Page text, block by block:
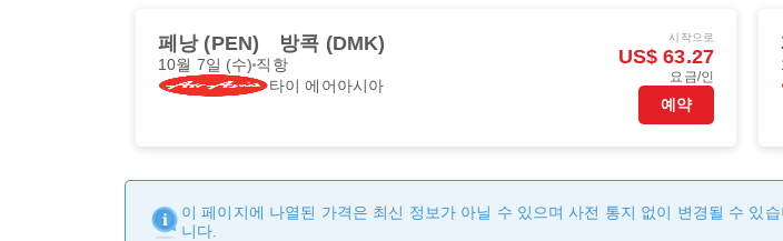
페낭 (PEN) 방콕 (DMK)
10월 7일 (수) 직항
타이 에어아시아
시작으로
US$ 63.27
요금/인
예약
이 페이지에 나열된 가격은 최신 정보가 아닐 수 있으며 사전 통지 없이 변경될 수 있
니다.